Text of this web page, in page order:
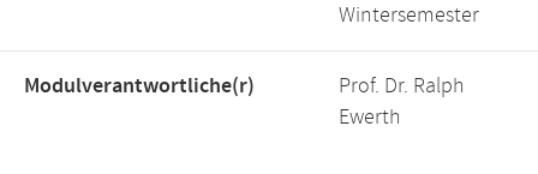
Wintersemester
Modulverantwortliche(r)
Prof. Dr. Ralph
Ewerth